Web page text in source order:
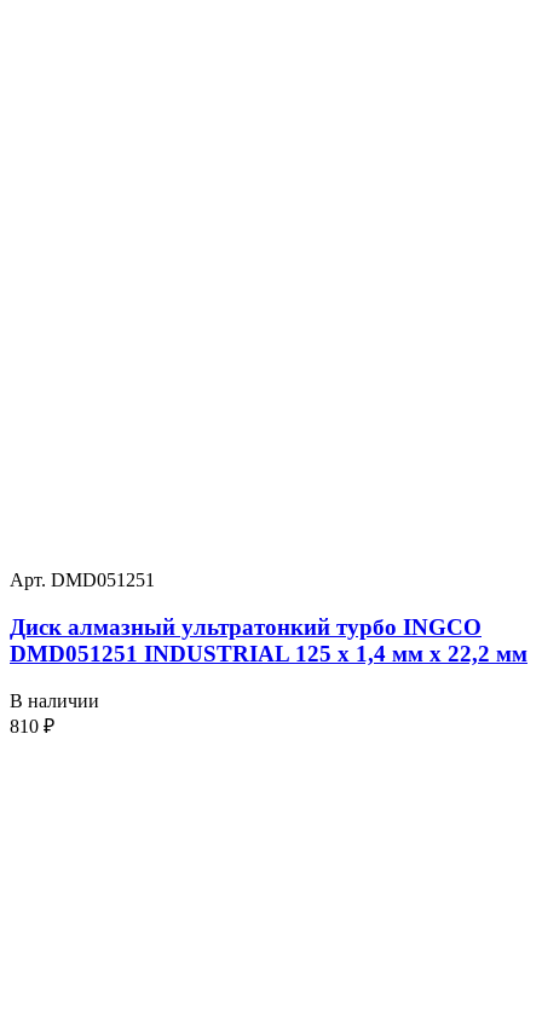
Арт. DMD051251
Диск алмазный ультратонкий турбо INGCO
DMD051251 INDUSTRIAL 125 х 1,4 мм x 22,2 мм
В наличии
810 ₽